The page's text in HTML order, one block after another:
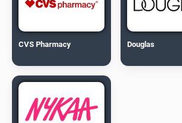
CVS Pharmacy Douglas